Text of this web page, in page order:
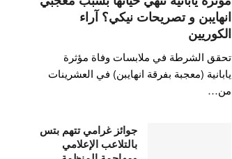
انهايبن و تصريحات نيكي؟ آراء
الكوريين
تحقق الشرطة في ملابسات وفاة مؤثرة
يابانية (معجبة بفرقة انهايبن) في العشرينات
من…
جوائز غرامي تتهم بتس
بالتلاعب الإعلامي